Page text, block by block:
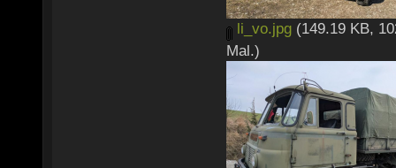
li_vo.jpg (149.19 KB,
Mal.)